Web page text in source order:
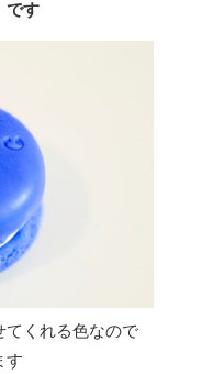
です
てくれる色なので
す